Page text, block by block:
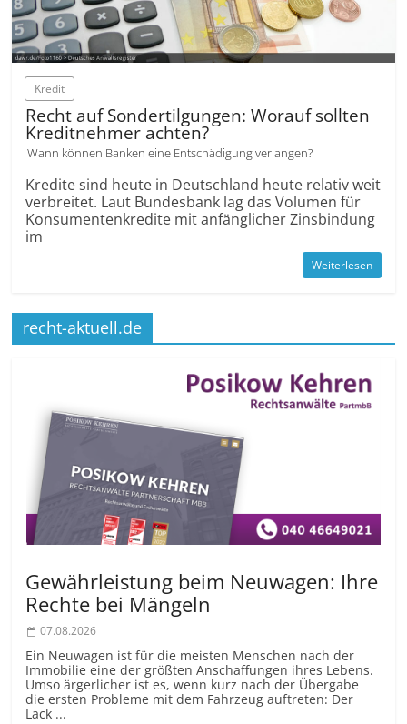
Kredit
Recht auf Sondertilgungen: Worauf sollten
Kreditnehmer achten?
Wann können Banken eine Entschädigung verlangen?
Kredite sind heute in Deutschland heute relativ weit
verbreitet. Laut Bundesbank lag das Volumen für
Konsumentenkredite mit anfänglicher Zinsbindung
im
Weiterlesen
recht-aktuell.de
Gewährleistung beim Neuwagen: Ihre
Rechte bei Mängeln
07.08.2026
Ein Neuwagen ist für die meisten Menschen nach der
Immobilie eine der größten Anschaffungen ihres Lebens.
Umso ärgerlicher ist es, wenn kurz nach der Übergabe
die ersten Probleme mit dem Fahrzeug auftreten: Der
Lack ...